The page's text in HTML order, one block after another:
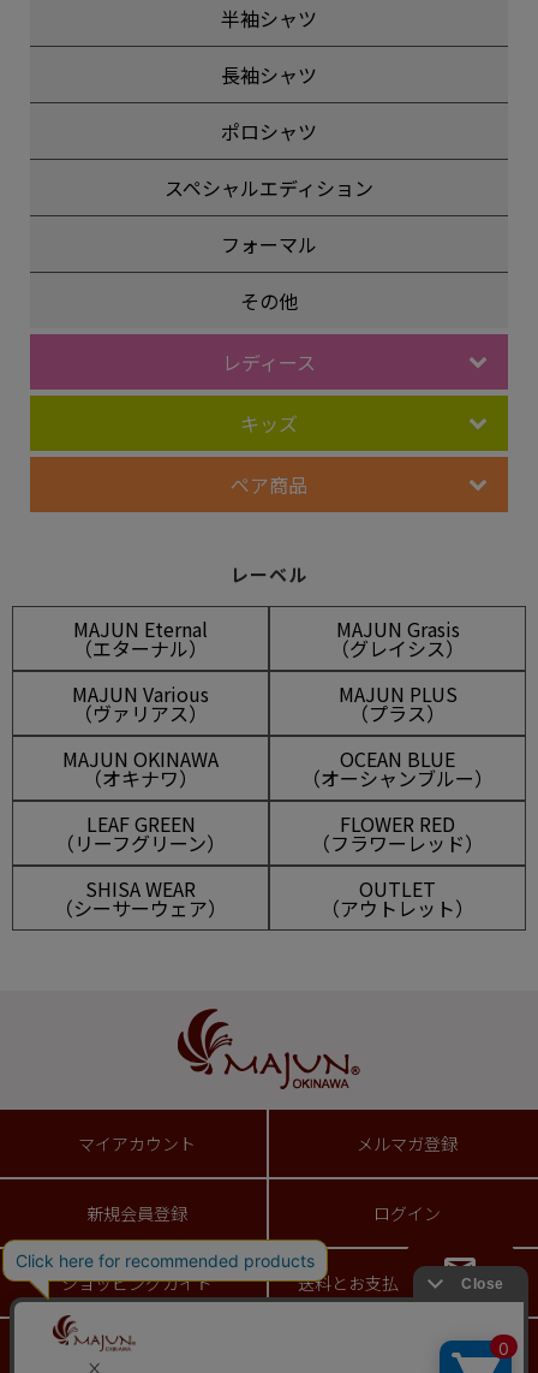
半袖シャツ
長袖シャツ
ポロシャツ
スペシャルエディション
フォーマル
その他
レディース
キッズ
ペア商品
レーベル
MAJUN Eternal
（エターナル）
MAJUN Grasis
（グレイシス）
MAJUN Various
（ヴァリアス）
MAJUN PLUS
（プラス）
MAJUN OKINAWA
（オキナワ）
OCEAN BLUE
（オーシャンブルー）
LEAF GREEN
（リーフグリーン）
FLOWER RED
（フラワーレッド）
SHISA WEAR
（シーサーウェア）
OUTLET
（アウトレット）
マイアカウント メルマガ登録
新規会員登録 ログイン
ショッピングガイド 送料とお支払い方法について
返品特約について ギフトラッピングサービス
お問い合わせ